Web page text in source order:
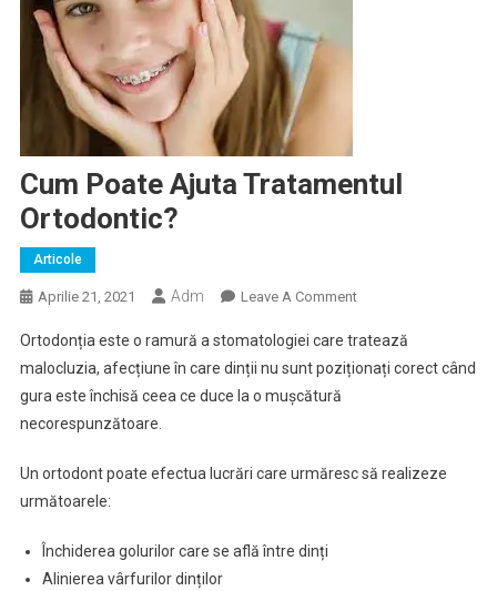
Cum Poate Ajuta Tratamentul
Ortodontic?
Articole
Aprilie 21, 2021 Adm Leave A CommentOn
Poate
Ajuta
Ortodonția este o ramură a stomatologiei care tratează
malocluzia, afecțiune în care dinții nu sunt poziționați corect când
gura este închisă ceea ce duce la o mușcătură
necorespunzătoare.
Un ortodont poate efectua lucrări care urmăresc să realizeze
următoarele:
Închiderea golurilor care se află între dinți
Alinierea vârfurilor dinților